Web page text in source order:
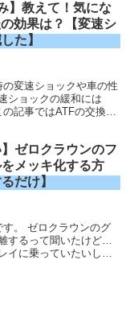
】教えて！気にな
効果は？【変速シ
た】
変速ショックや車の性
ショックの緩和には
記事ではATFの交換前
】ゼロクラウンのフ
メッキ化する方
だけ】
。 ゼロクラウンのグ
するって聞いたけど…
イに乗っていたいし、